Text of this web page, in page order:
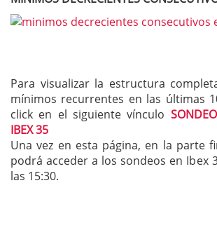
Para visualizar la estructura
mínimos recurrentes en las últimas
click en el siguiente vínculo
IBEX 35
Una vez en esta página, en la parte
podrá acceder a los sondeos en Ibex
las 15:30.